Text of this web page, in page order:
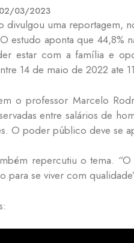
02/03/2023
divulgou uma reportagem,
estudo aponta que 44,8%
estar com a família e
14 de maio de 2022 ate
o professor Marcelo
entre salários de
O poder público deve se
repercutiu o tema.
para se viver com